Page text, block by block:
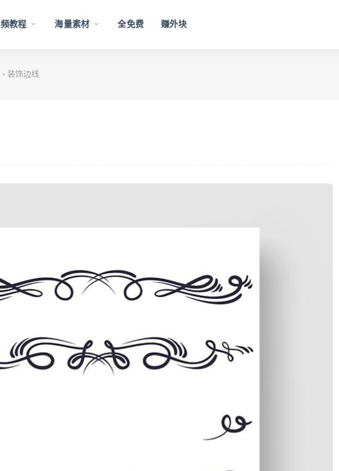
教程 海量素材 全免费 赚外块
> 装饰边线